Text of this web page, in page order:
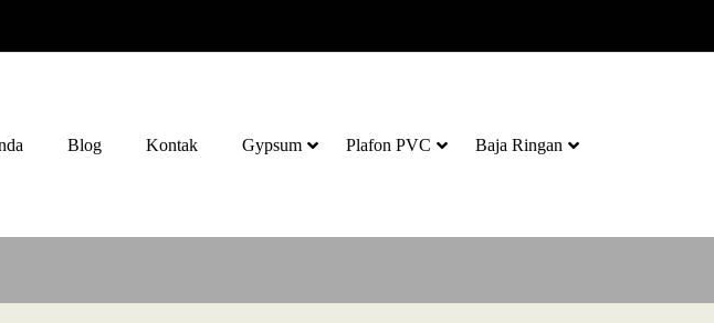
Blog Kontak Gypsum Plafon PVC Baja Ringan